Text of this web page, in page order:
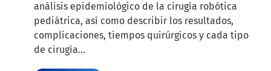
análisis epidemiológico de la cirugía robótica
pediátrica, así como describir los resultados,
complicaciones, tiempos quirúrgicos y cada tipo
de cirugía...